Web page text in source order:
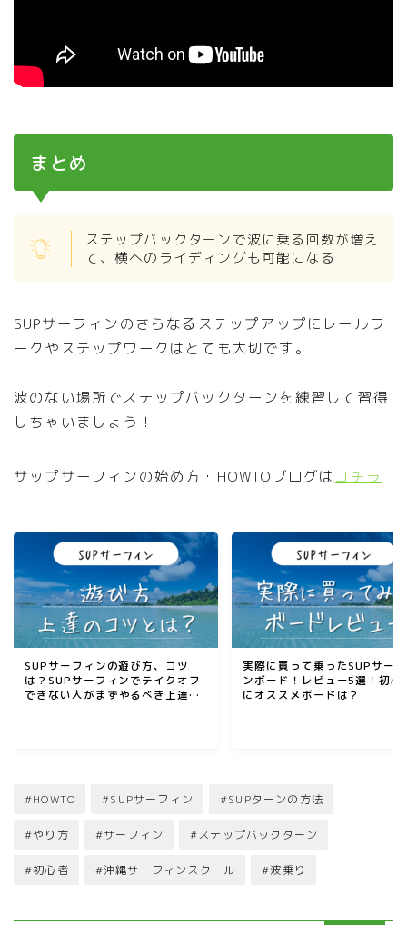
まとめ
ステップバックターンで波に乗る回数が増え
て、横へのライディングも可能になる！
SUPサーフィンのさらなるステップアップにレールワ
ークやステップワークはとても大切です。
波のない場所でステップバックターンを練習して習得
しちゃいましょう！
サップサーフィンの始め方・HOWTOブログは コチラ
SUPサーフィンの遊び方、コツ
は？SUPサーフィンでテイクオフ
できない人がまずやるべき上達方
実際に買って乗ったSUPサー
ンボード！レビュー5選！初心
にオススメボードは？
#HOWTO #SUPサーフィン #SUPターンの方法
#やり方 #サーフィン #ステップバックターン
#初心者 #沖縄サーフィンスクール #波乗り